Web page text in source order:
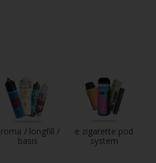
/ longfill /
basis
e zigarette pod
system